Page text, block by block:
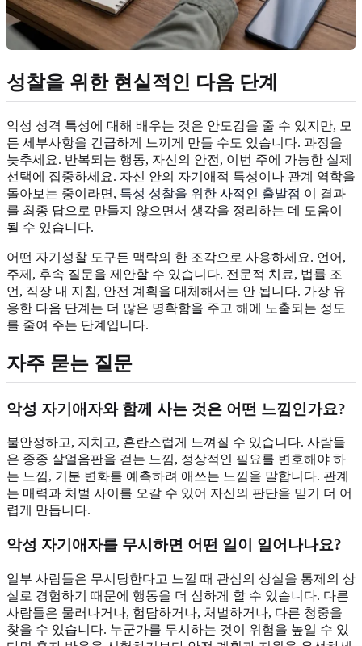
성찰을 위한 현실적인 다음 단계
악성 성격 특성에 대해 배우는 것은 안도감을 줄 수 있지만, 모
든 세부사항을 긴급하게 느끼게 만들 수도 있습니다. 과정을
늦추세요. 반복되는 행동, 자신의 안전, 이번 주에 가능한 실제
선택에 집중하세요. 자신 안의 자기애적 특성이나 관계 역학을
돌아보는 중이라면, 특성 성찰을 위한 사적인 출발점 이 결과
를 최종 답으로 만들지 않으면서 생각을 정리하는 데 도움이
될 수 있습니다.
어떤 자기성찰 도구든 맥락의 한 조각으로 사용하세요. 언어,
주제, 후속 질문을 제안할 수 있습니다. 전문적 치료, 법률 조
언, 직장 내 지침, 안전 계획을 대체해서는 안 됩니다. 가장 유
용한 다음 단계는 더 많은 명확함을 주고 해에 노출되는 정도
를 줄여 주는 단계입니다.
자주 묻는 질문
악성 자기애자와 함께 사는 것은 어떤 느낌인가요?
불안정하고, 지치고, 혼란스럽게 느껴질 수 있습니다. 사람들
은 종종 살얼음판을 걷는 느낌, 정상적인 필요를 변호해야 하
는 느낌, 기분 변화를 예측하려 애쓰는 느낌을 말합니다. 관계
는 매력과 처벌 사이를 오갈 수 있어 자신의 판단을 믿기 더 어
렵게 만듭니다.
악성 자기애자를 무시하면 어떤 일이 일어나나요?
일부 사람들은 무시당한다고 느낄 때 관심의 상실을 통제의 상
실로 경험하기 때문에 행동을 더 심하게 할 수 있습니다. 다른
사람들은 물러나거나, 험담하거나, 처벌하거나, 다른 청중을
찾을 수 있습니다. 누군가를 무시하는 것이 위험을 높일 수 있